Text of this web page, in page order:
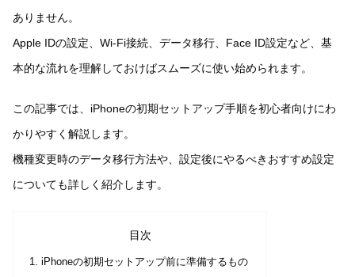
ありません。
Apple IDの設定、Wi-Fi接続、データ移行、Face ID設定など、基
本的な流れを理解しておけばスムーズに使い始められます。
この記事では、iPhoneの初期セットアップ手順を初心者向けにわ
かりやすく解説します。
機種変更時のデータ移行方法や、設定後にやるべきおすすめ設定
についても詳しく紹介します。
目次
iPhoneの初期セットアップ前に準備するもの